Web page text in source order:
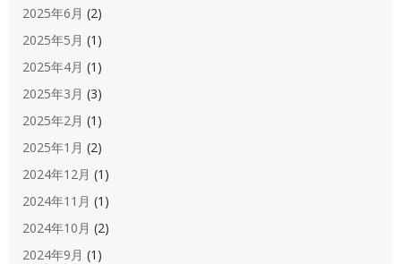
2025年6月 (2)
2025年5月 (1)
2025年4月 (1)
2025年3月 (3)
2025年2月 (1)
2025年1月 (2)
2024年12月 (1)
2024年11月 (1)
2024年10月 (2)
2024年9月 (1)